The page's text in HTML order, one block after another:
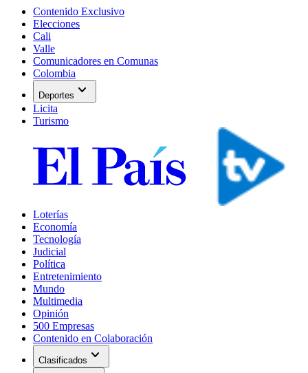
Contenido Exclusivo
Elecciones
Cali
Valle
Comunicadores en Comunas
Colombia
Deportes expand_more
Licita
Turismo
Loterías
Economía
Tecnología
Judicial
Política
Entretenimiento
Mundo
Multimedia
Opinión
500 Empresas
Contenido en Colaboración
Clasificados expand_more